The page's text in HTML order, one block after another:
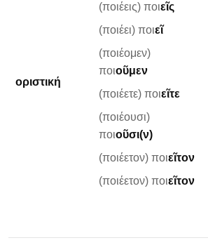
οριστική
(ποιέεις) ποιεῖς
(ποιέει) ποιεῖ
(ποιέομεν)
ποιοῦμεν
(ποιέετε) ποιεῖτε
(ποιέουσι)
ποιοῦσι(ν)
(ποιέετον) ποιεῖτον
(ποιέετον) ποιεῖτον